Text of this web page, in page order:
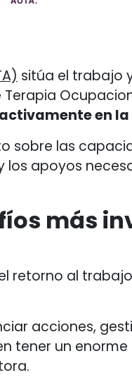
sitúa el trabajo
en
sobre las
los apoyos
más
retorno al
acciones,
tener un